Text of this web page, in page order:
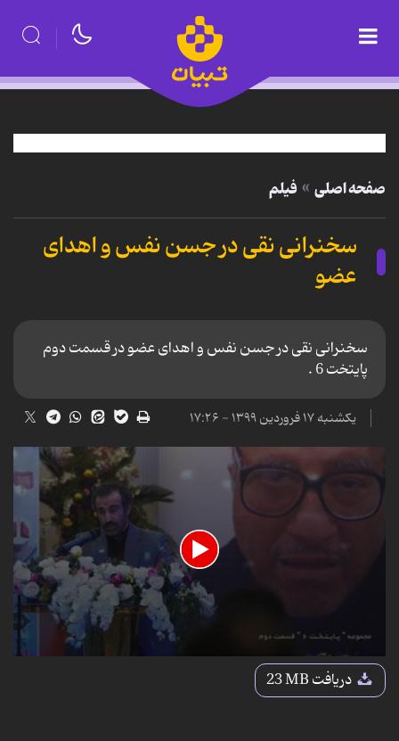
صفحه اصلی فیلم
سخنرانی نقی در جسن نفس و اهدای
عضو
سخنرانی نقی در جسن نفس و اهدای عضو در قسمت دوم
پایتخت 6 .
یکشنبه ۱۷ فروردین ۱۳۹۹ - ۱۷:۲۶
0
دریافت23 MB